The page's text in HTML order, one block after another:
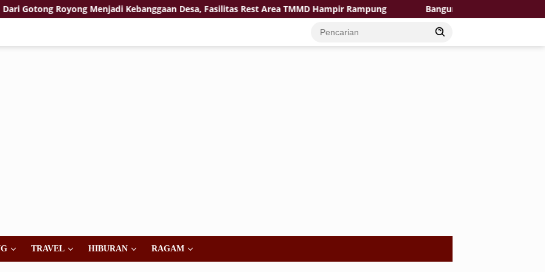
Royong Menjadi Kebanggaan Desa, Fasilitas Rest Area TMMD Hampir Rampung Bangun Desa dengan Hati, TMMD
TRAVEL HIBURAN RAGAM